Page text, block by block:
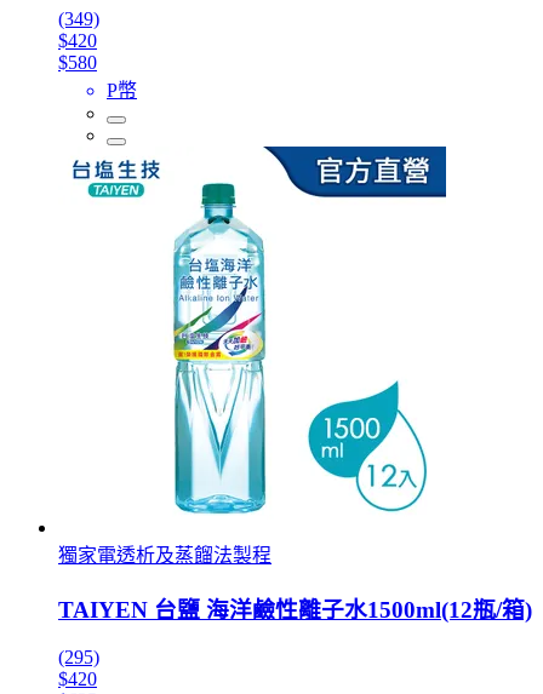
(349)
$420
$580
P幣
獨家電透析及蒸餾法製程
TAIYEN 台鹽 海洋鹼性離子水1500ml(12瓶/箱)
(295)
$420